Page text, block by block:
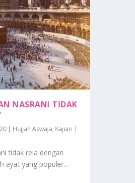
NASRANI TIDAK
| Hujjah Aswaja, Kajian |
tidak rela dengan
ayat yang populer...